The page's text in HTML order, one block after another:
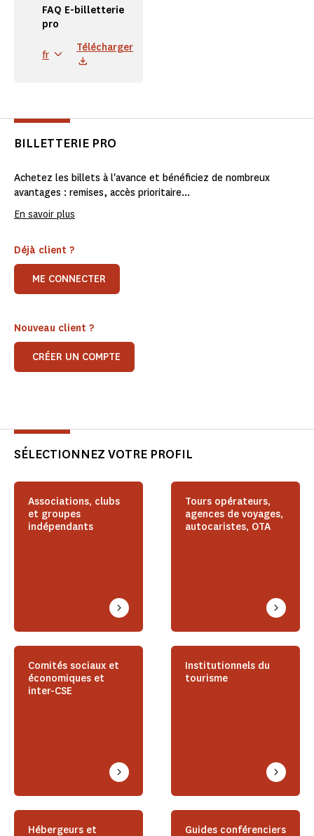
FAQ E-billetterie
pro
fr
Télécharger
BILLETTERIE PRO
Achetez les billets à l'avance et bénéficiez de nombreux
avantages : remises, accès prioritaire...
En savoir plus
Déjà client ?
ME CONNECTER
Nouveau client ?
CRÉER UN COMPTE
SÉLECTIONNEZ VOTRE PROFIL
Associations, clubs
et groupes
indépendants
Tours opérateurs,
agences de voyages,
autocaristes, OTA
Comités sociaux et
économiques et
inter-CSE
Institutionnels du
tourisme
Hébergeurs et
Guides conférenciers